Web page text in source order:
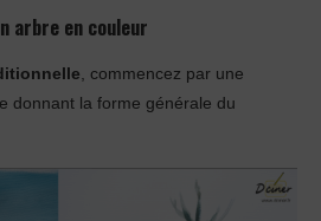
arbre en couleur
, commencez par une
donnant la forme générale du